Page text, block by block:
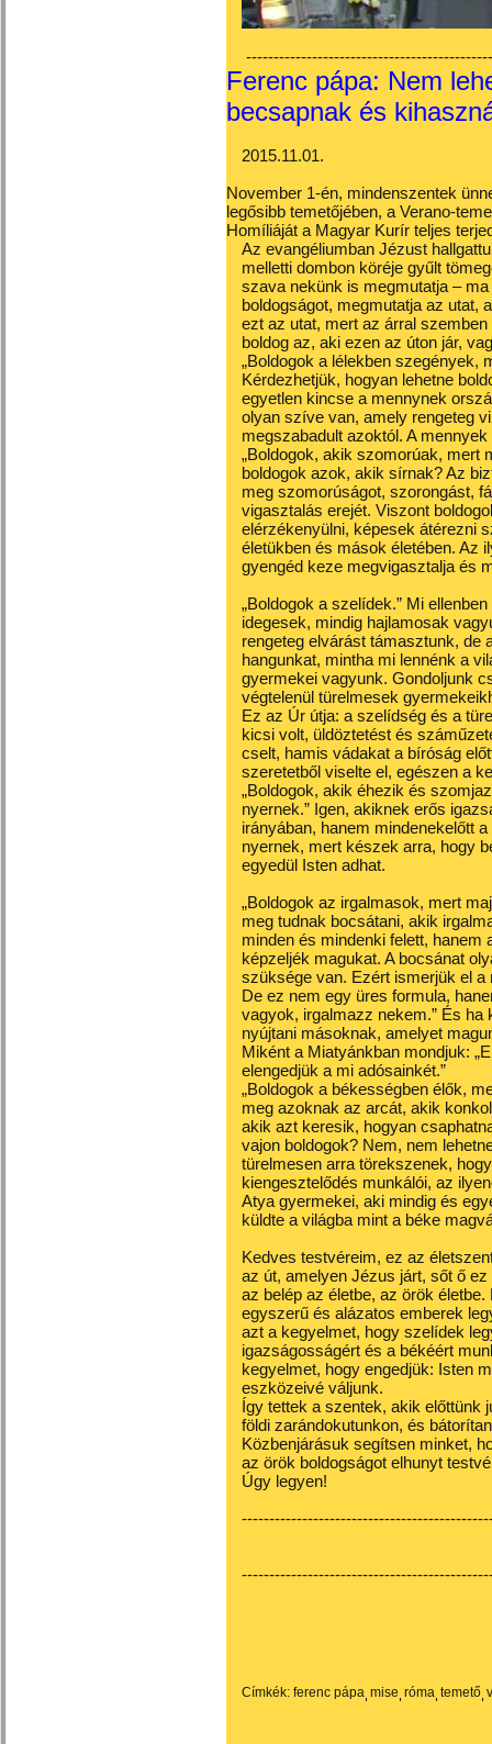
Ferenc pápa: Nem
becsapnak és
2015.11.01.
November 1-én, mindenszentek
legősibb temetőjében, a Verano-
Homíliáját a Magyar Kurír teljes
Az evangéliumban Jézust
melletti dombon köréje gyűlt
szava nekünk is megmutatja –
boldogságot, megmutatja az utat,
ezt az utat, mert az árral
boldog az, aki ezen az úton jár,
„Boldogok a lélekben szegények,
Kérdezhetjük, hogyan lehetne
egyetlen kincse a mennynek
olyan szíve van, amely rengeteg
megszabadult azoktól. A
„Boldogok, akik szomorúak, mert
boldogok azok, akik sírnak? Az
meg szomorúságot, szorongást,
vigasztalás erejét. Viszont
elérzékenyülni, képesek átérezni
életükben és mások életében. Az
gyengéd keze megvigasztalja és
„Boldogok a szelídek.” Mi
idegesek, mindig hajlamosak
rengeteg elvárást támasztunk, de
hangunkat, mintha mi lennénk a
gyermekei vagyunk. Gondoljunk
végtelenül türelmesek
Ez az Úr útja: a szelídség és a
kicsi volt, üldöztetést és
cselt, hamis vádakat a bíróság
szeretetből viselte el, egészen a
„Boldogok, akik éhezik és
nyernek.” Igen, akiknek erős
irányában, hanem mindenekelőtt
nyernek, mert készek arra, hogy
egyedül Isten adhat.
„Boldogok az irgalmasok, mert
meg tudnak bocsátani, akik
minden és mindenki felett,
képzeljék magukat. A bocsánat
szüksége van. Ezért ismerjük el
De ez nem egy üres formula,
vagyok, irgalmazz nekem.” És
nyújtani másoknak, amelyet
Miként a Miatyánkban mondjuk:
elengedjük a mi adósainkét.”
„Boldogok a békességben élők,
meg azoknak az arcát, akik
akik azt keresik, hogyan
vajon boldogok? Nem, nem
türelmesen arra törekszenek,
kiengesztelődés munkálói, az
Atya gyermekei, aki mindig és
küldte a világba mint a béke
Kedves testvéreim, ez az
az út, amelyen Jézus járt, sőt ő
az belép az életbe, az örök
egyszerű és alázatos emberek
azt a kegyelmet, hogy szelídek
igazságosságért és a békéért
kegyelmet, hogy engedjük: Isten
eszközeivé váljunk.
Így tettek a szentek, akik előttünk
földi zarándokutunkon, és
Közbenjárásuk segítsen minket,
az örök boldogságot elhunyt
Úgy legyen!
Címkék: ferenc pápa mise róma temető